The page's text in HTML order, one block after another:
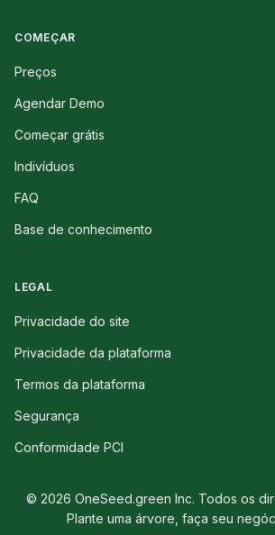
COMEÇAR
Preços
Agendar Demo
Começar grátis
Indivíduos
FAQ
Base de conhecimento
LEGAL
Privacidade do site
Privacidade da plataforma
Termos da plataforma
Segurança
Conformidade PCI
© 2026 OneSeed.green Inc. Todos os
Plante uma árvore, faça seu